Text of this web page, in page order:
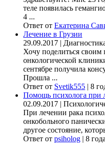
теле появилась
4 ...
Ответ от Екатерина
Лечение в Грузии
29.09.2017 |
Хочу поделиться
онкологической
сентябре получила
Прошла ...
Ответ от Svetik555 | 8
Помощь психолога при
02.09.2017 |
При лечении рака
онкобольного
другое состояние,
Ответ от psiholog | 8